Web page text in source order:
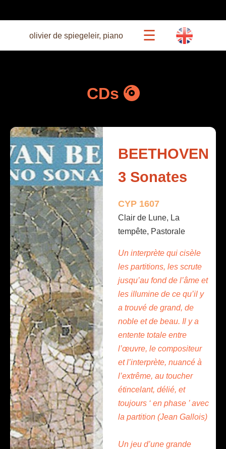
olivier de spiegeleir, piano
concerts
récitals commentés
presse
vidéos
CDs
☰
CDs
BEETHOVEN
3 Sonates
CYP 1607
Clair de Lune, La
tempête, Pastorale
Un interprète qui cisèle
les partitions, les scrute
jusqu’au fond de l’âme et
les illumine de ce qu’il y
a trouvé de grand, de
noble et de beau. Il y a
entente totale entre
l’œuvre, le compositeur
et l’interprète, nuancé à
l’extrême, au toucher
étincelant, délié, et
toujours ‘ en phase ’ avec
la partition (Jean Gallois)
Un jeu d’une grande